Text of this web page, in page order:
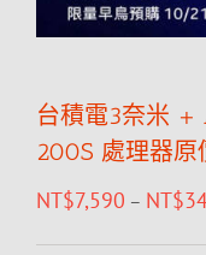
台積電3奈米 +
200S 處理器原
NT$7,590 – NT$